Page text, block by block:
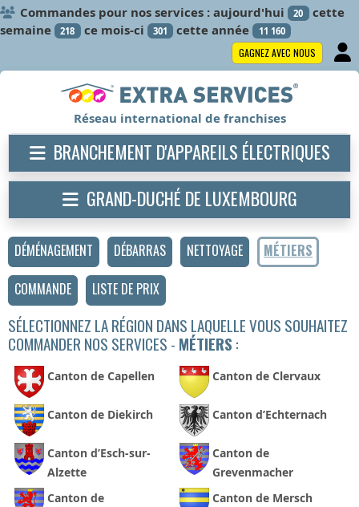
Commandes pour nos services : aujourd'hui 20 cette
semaine
218 ce mois-ci 301 cette année 11 160
GAGNEZ AVEC NOUS
DÉMÉNAGEMENT DÉBARRAS NETTOYAGE
MÉTIERS
COMMANDE
LISTE DE PRIX
SÉLECTIONNEZ LA RÉGION DANS LAQUELLE VOUS SOUHAITEZ
COMMANDER NOS SERVICES - MÉTIERS :
Canton de Capellen Canton de Clervaux
Canton de Diekirch Canton d’Echternach
Canton d’Esch-sur-
Alzette
Canton de
Grevenmacher
Canton de
Canton de Mersch
Réseau international de franchises
BRANCHEMENT D'APPAREILS ÉLECTRIQUES
GRAND-DUCHÉ DE LUXEMBOURG